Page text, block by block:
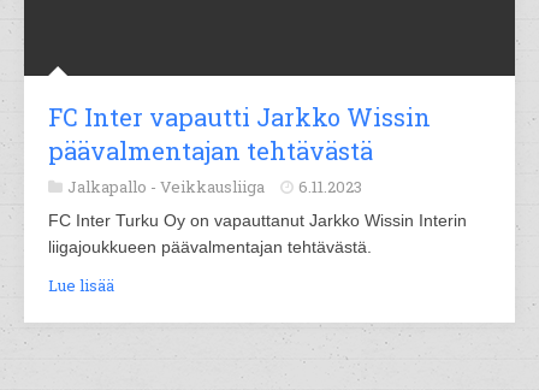
FC Inter vapautti Jarkko Wissin
päävalmentajan tehtävästä
Jalkapallo - Veikkausliiga 6.11.2023
FC Inter Turku Oy on vapauttanut Jarkko Wissin Interin
liigajoukkueen päävalmentajan tehtävästä.
Lue lisää